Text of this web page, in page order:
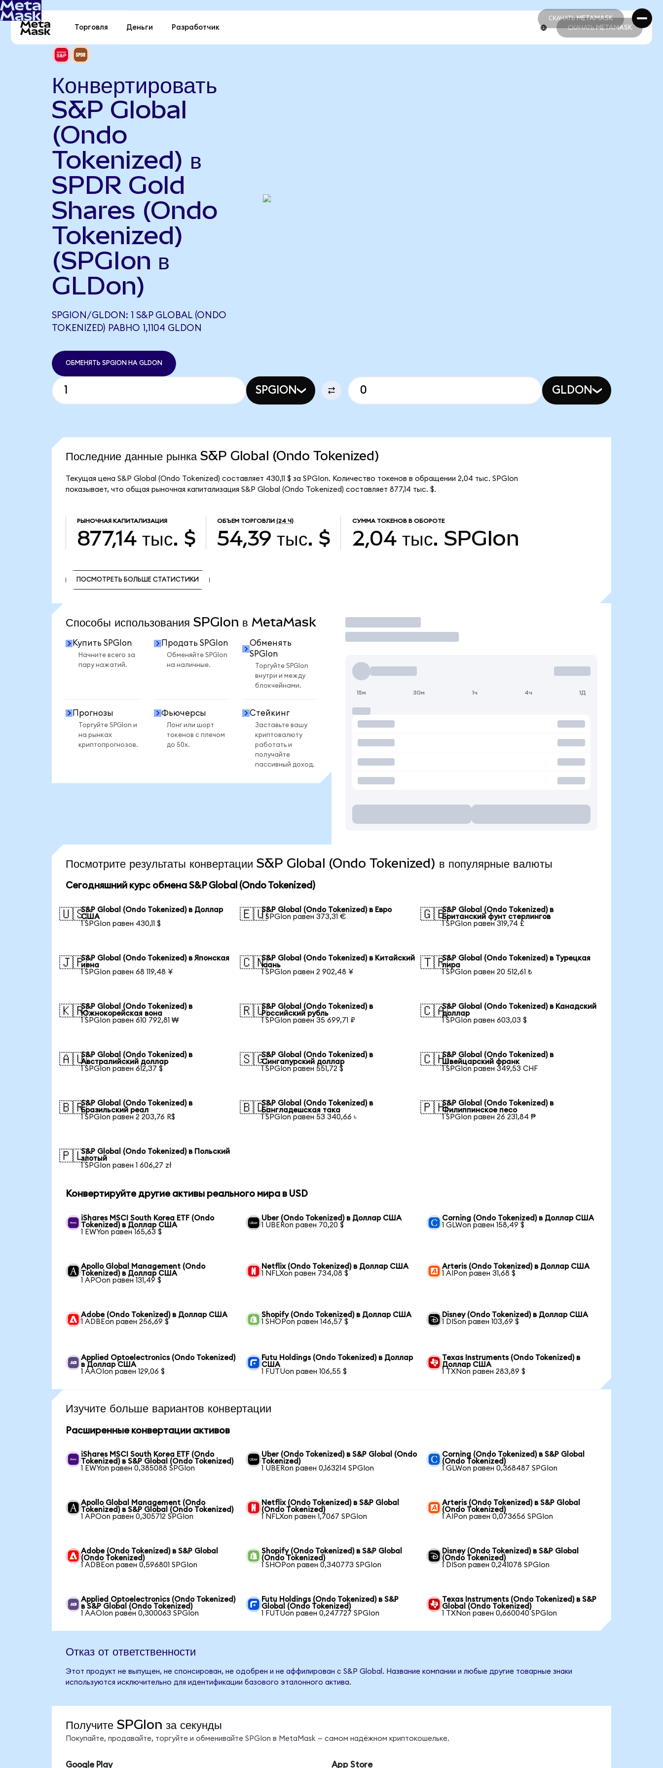
СКАЧАТЬ METAMASK
СКАЧАТЬ METAMASK
Торговля Деньги Разработчик СКАЧАТЬ METAMASK
Конвертировать
S&P Global
(Ondo
Tokenized) в
SPDR Gold
Shares (Ondo
Tokenized)
(SPGIon в
GLDon)
SPGION/GLDON: 1 S&P GLOBAL (ONDO
TOKENIZED) РАВНО 1,1104 GLDON
ОБМЕНЯТЬ SPGION НА GLDON
SPGION GLDON
Последние данные рынка S&P Global (Ondo Tokenized)
Текущая цена S&P Global (Ondo Tokenized) составляет 430,11 $ за SPGIon. Количество токенов в обращении 2,04 тыс. SPGIon
показывает, что общая рыночная капитализация S&P Global (Ondo Tokenized) составляет 877,14 тыс. $.
РЫНОЧНАЯ КАПИТАЛИЗАЦИЯ
877,14 тыс. $
ОБЪЕМ ТОРГОВЛИ (24 Ч)
54,39 тыс. $
СУММА ТОКЕНОВ В ОБОРОТЕ
2,04 тыс. SPGIon
ПОСМОТРЕТЬ БОЛЬШЕ СТАТИСТИКИ
Способы использования SPGIon в MetaMask
Купить SPGIon
Начните всего за
пару нажатий.
Продать SPGIon
Обменяйте SPGIon
на наличные.
Обменять
SPGIon
Торгуйте SPGIon
внутри и между
блокчейнами.
Прогнозы
Торгуйте SPGIon и
на рынках
криптопрогнозов.
Фьючерсы
Лонг или шорт
токенов с плечом
до 50x.
Стейкинг
Заставьте вашу
криптовалюту
работать и
получайте
пассивный доход.
Торговать
15м 30м 1ч 4ч 1Д
Посмотрите результаты конвертации S&P Global (Ondo Tokenized) в популярные валюты
Сегодняшний курс обмена S&P Global (Ondo Tokenized)
🇺🇸S&P Global (Ondo Tokenized) в Доллар
США
1 SPGIon равен 430,11 $
🇪🇺S&P Global (Ondo Tokenized) в Евро
1 SPGIon равен 373,31 €
🇬🇧S&P Global (Ondo Tokenized) в
Британский фунт стерлингов
1 SPGIon равен 319,74 £
🇯🇵S&P Global (Ondo Tokenized) в Японская
иена
1 SPGIon равен 68 119,48 ¥
🇨🇳S&P Global (Ondo Tokenized) в Китайский
юань
1 SPGIon равен 2 902,48 ¥
🇹🇷S&P Global (Ondo Tokenized) в Турецкая
лира
1 SPGIon равен 20 512,61 ₺
🇰🇷S&P Global (Ondo Tokenized) в
Южнокорейская вона
1 SPGIon равен 610 792,81 ₩
🇷🇺S&P Global (Ondo Tokenized) в
Российский рубль
1 SPGIon равен 35 699,71 ₽
🇨🇦S&P Global (Ondo Tokenized) в Канадский
доллар
1 SPGIon равен 603,03 $
🇦🇺S&P Global (Ondo Tokenized) в
Австралийский доллар
1 SPGIon равен 612,37 $
🇸🇬S&P Global (Ondo Tokenized) в
Сингапурский доллар
1 SPGIon равен 551,72 $
🇨🇭S&P Global (Ondo Tokenized) в
Швейцарский франк
1 SPGIon равен 349,53 CHF
🇧🇷S&P Global (Ondo Tokenized) в
Бразильский реал
1 SPGIon равен 2 203,76 R$
🇧🇩S&P Global (Ondo Tokenized) в
Бангладешская така
1 SPGIon равен 53 340,66 ৳
🇵🇭S&P Global (Ondo Tokenized) в
Филиппинское песо
1 SPGIon равен 26 231,84 ₱
🇵🇱S&P Global (Ondo Tokenized) в Польский
злотый
1 SPGIon равен 1 606,27 zł
Конвертируйте другие активы реального мира в USD
iShares MSCI South Korea ETF (Ondo
Tokenized) в Доллар США
1 EWYon равен 165,63 $
Uber (Ondo Tokenized) в Доллар США
1 UBERon равен 70,20 $
Corning (Ondo Tokenized) в Доллар США
1 GLWon равен 158,49 $
Apollo Global Management (Ondo
Tokenized) в Доллар США
1 APOon равен 131,49 $
Netflix (Ondo Tokenized) в Доллар США
1 NFLXon равен 734,08 $
Arteris (Ondo Tokenized) в Доллар США
1 AIPon равен 31,68 $
Adobe (Ondo Tokenized) в Доллар США
1 ADBEon равен 256,69 $
Shopify (Ondo Tokenized) в Доллар США
1 SHOPon равен 146,57 $
Disney (Ondo Tokenized) в Доллар США
1 DISon равен 103,69 $
Applied Optoelectronics (Ondo Tokenized)
в Доллар США
1 AAOIon равен 129,06 $
Futu Holdings (Ondo Tokenized) в Доллар
США
1 FUTUon равен 106,55 $
Texas Instruments (Ondo Tokenized) в
Доллар США
1 TXNon равен 283,89 $
Изучите больше вариантов конвертации
Расширенные конвертации активов
iShares MSCI South Korea ETF (Ondo
Tokenized) в S&P Global (Ondo Tokenized)
1 EWYon равен 0,385088 SPGIon
Uber (Ondo Tokenized) в S&P Global (Ondo
Tokenized)
1 UBERon равен 0,163214 SPGIon
Corning (Ondo Tokenized) в S&P Global
(Ondo Tokenized)
1 GLWon равен 0,368487 SPGIon
Apollo Global Management (Ondo
Tokenized) в S&P Global (Ondo Tokenized)
1 APOon равен 0,305712 SPGIon
Netflix (Ondo Tokenized) в S&P Global
(Ondo Tokenized)
1 NFLXon равен 1,7067 SPGIon
Arteris (Ondo Tokenized) в S&P Global
(Ondo Tokenized)
1 AIPon равен 0,073656 SPGIon
Adobe (Ondo Tokenized) в S&P Global
(Ondo Tokenized)
1 ADBEon равен 0,596801 SPGIon
Shopify (Ondo Tokenized) в S&P Global
(Ondo Tokenized)
1 SHOPon равен 0,340773 SPGIon
Disney (Ondo Tokenized) в S&P Global
(Ondo Tokenized)
1 DISon равен 0,241078 SPGIon
Applied Optoelectronics (Ondo Tokenized)
в S&P Global (Ondo Tokenized)
1 AAOIon равен 0,300063 SPGIon
Futu Holdings (Ondo Tokenized) в S&P
Global (Ondo Tokenized)
1 FUTUon равен 0,247727 SPGIon
Texas Instruments (Ondo Tokenized) в S&P
Global (Ondo Tokenized)
1 TXNon равен 0,660040 SPGIon
Отказ от ответственности
Этот продукт не выпущен, не спонсирован, не одобрен и не аффилирован с S&P Global. Название компании и любые другие товарные знаки
используются исключительно для идентификации базового эталонного актива.
Получите SPGIon за секунды
Покупайте, продавайте, торгуйте и обменивайте SPGIon в MetaMask — самом надёжном криптокошельке.
Google Play App Store